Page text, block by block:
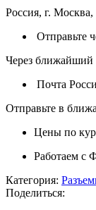
Россия, г.
Отправьте
Через ближайший
Почта
Отправьте в
Цены по
Работаем
Категория:
Поделиться: